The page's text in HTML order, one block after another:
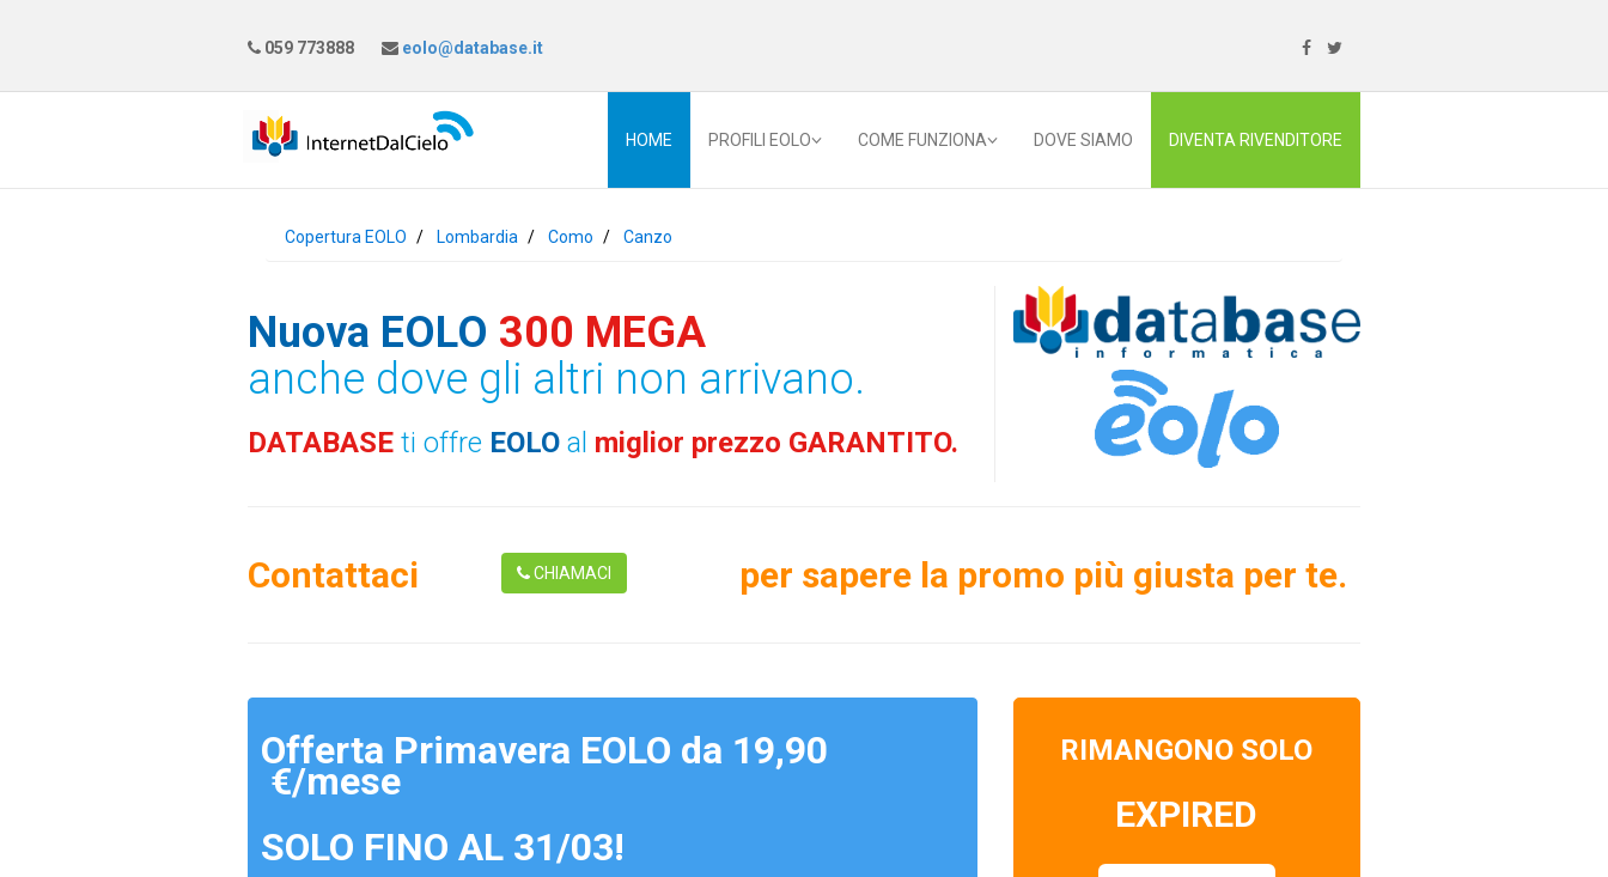
059 773888 eolo@database.it
HOME PROFILI EOLO COME FUNZIONA DOVE SIAMO DIVENTA RIVENDITORE
Copertura EOLO Lombardia Como Canzo
Nuova EOLO 300 MEGA
anche dove gli altri non arrivano.
DATABASE ti offre EOLO al miglior prezzo GARANTITO.
Contattaci CHIAMACI per sapere la promo più giusta per te.
Offerta Primavera EOLO da 19,90
€/mese
SOLO FINO AL 31/03!
RIMANGONO SOLO
EXPIRED